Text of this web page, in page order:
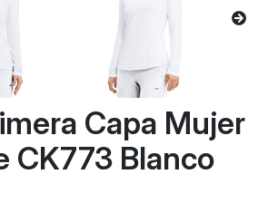
Capa Mujer
CK773 Blanco